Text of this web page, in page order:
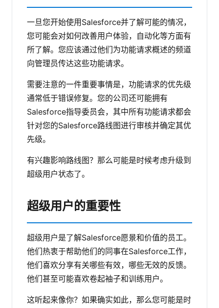
一旦您开始使用Salesforce并了解可能的情况，
您可能会对如何改善用户体验，自动化等方面有
所了解。您应该通过他们为功能请求概述的频道
向管理员传达这些功能请求。
需要注意的一件重要事情是，功能请求的优先级
通常低于错误修复。您的公司还可能拥有
Salesforce指导委员会，其中所有功能请求都会
针对您的Salesforce路线图进行审核并确定其优
先级。
有兴趣影响路线图？那么可能是时候考虑升级到
超级用户状态了。
超级用户的重要性
超级用户是了解Salesforce愿景和价值的员工。
他们热衷于帮助他们的同事在Salesforce工作，
他们喜欢分享有关哪些有效，哪些无效的反馈。
他们甚至可能喜欢卷起袖子和训练用户。
这听起来像你？如果确实如此，那么您可能是时